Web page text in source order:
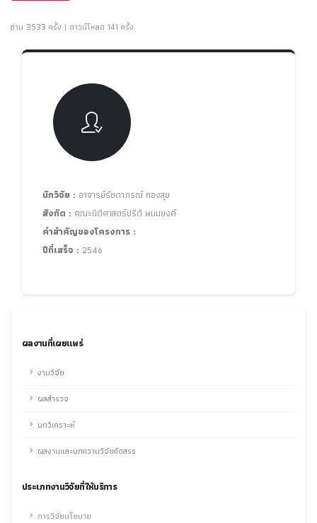
อ่าน 3533 ครั้ง | ดาวน์โหลด 141 ครั้ง
นักวิจัย : อาจารย์รัชดาภรณ์ ทองสุข
สังกัด : คณะนิติศาสตร์ปรีดี พนมยงค์
คำสำคัญของโครงการ :
ปีที่เสร็จ : 2546
ผลงานที่เผยแพร่
งานวิจัย
ผลสำรวจ
บทวิเคราะห์
ผลงานและบทความวิจัยคัดสรร
ประเภทงานวิจัยที่ให้บริการ
การวิจัยนโยบาย